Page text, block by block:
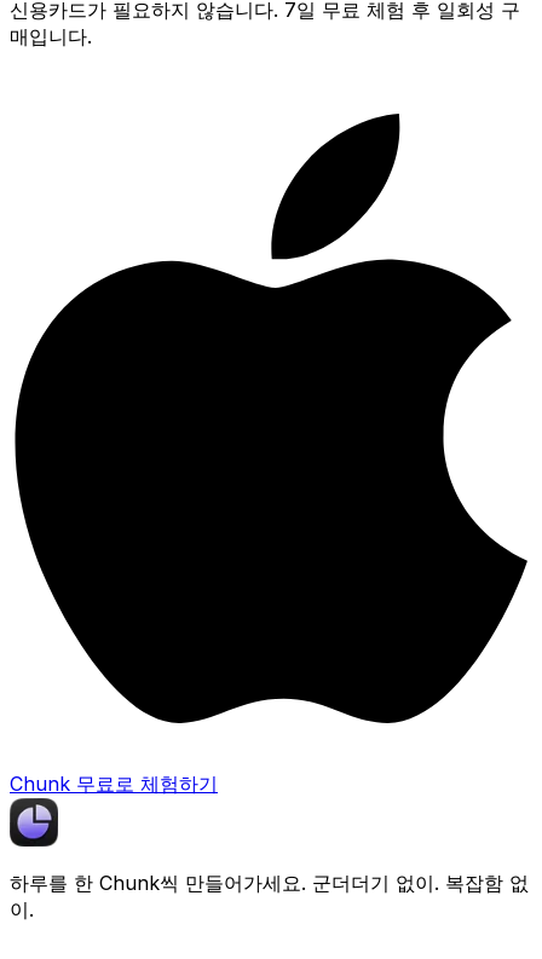
신용카드가 필요하지 않습니다. 7일 무료 체험 후 일회성 구
매입니다.
Chunk 무료로 체험하기
하루를 한 Chunk씩 만들어가세요. 군더더기 없이. 복잡함 없
이.